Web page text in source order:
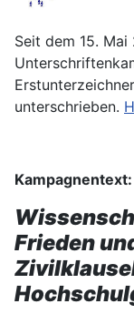
Seit dem 15.
unterschrieben.
Kampagnentext:
Frieden